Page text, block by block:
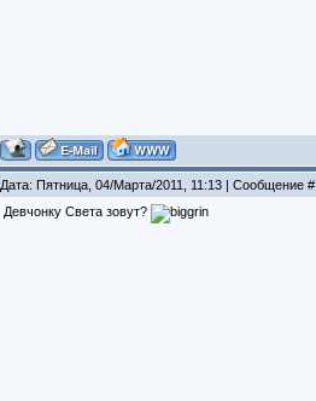
Дата: Пятница, 04/Марта/2011, 11:13 | Сообщение #
Девчонку Света зовут?